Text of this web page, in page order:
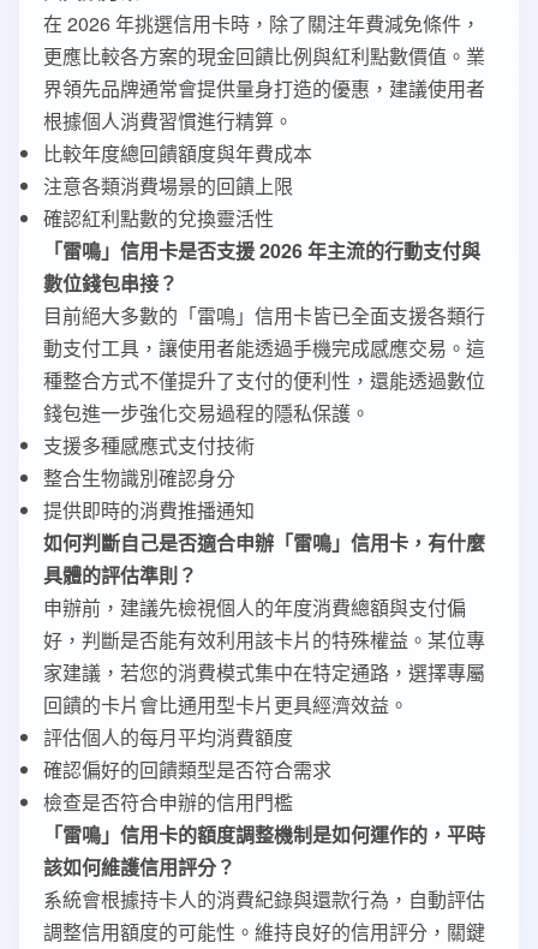
在 2026 年挑選信用卡時，除了關注年費減免條件，
更應比較各方案的現金回饋比例與紅利點數價值。業
界領先品牌通常會提供量身打造的優惠，建議使用者
根據個人消費習慣進行精算。
比較年度總回饋額度與年費成本
注意各類消費場景的回饋上限
確認紅利點數的兌換靈活性
「雷鳴」信用卡是否支援 2026 年主流的行動支付與
數位錢包串接？
目前絕大多數的「雷鳴」信用卡皆已全面支援各類行
動支付工具，讓使用者能透過手機完成感應交易。這
種整合方式不僅提升了支付的便利性，還能透過數位
錢包進一步強化交易過程的隱私保護。
支援多種感應式支付技術
整合生物識別確認身分
提供即時的消費推播通知
如何判斷自己是否適合申辦「雷鳴」信用卡，有什麼
具體的評估準則？
申辦前，建議先檢視個人的年度消費總額與支付偏
好，判斷是否能有效利用該卡片的特殊權益。某位專
家建議，若您的消費模式集中在特定通路，選擇專屬
回饋的卡片會比通用型卡片更具經濟效益。
評估個人的每月平均消費額度
確認偏好的回饋類型是否符合需求
檢查是否符合申辦的信用門檻
「雷鳴」信用卡的額度調整機制是如何運作的，平時
該如何維護信用評分？
系統會根據持卡人的消費紀錄與還款行為，自動評估
調整信用額度的可能性。維持良好的信用評分，關鍵